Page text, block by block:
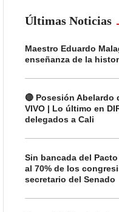
Últimas Noticias
Maestro Eduardo
enseñanza de la
🔴 Posesión Abelardo
VIVO | Lo último en
delegados a Cali
Sin bancada del
al 70% de los
secretario del Senado